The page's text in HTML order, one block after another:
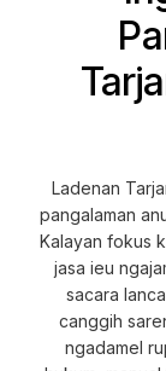
Ladenan
pangalaman
Kalayan fokus
jasa ieu
sacara
canggih
ngadamel